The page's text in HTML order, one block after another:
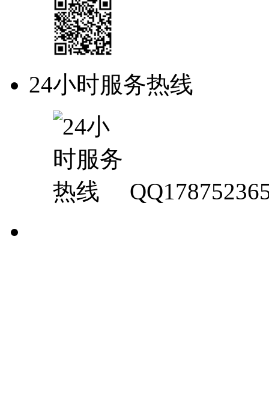
24小时服务热线